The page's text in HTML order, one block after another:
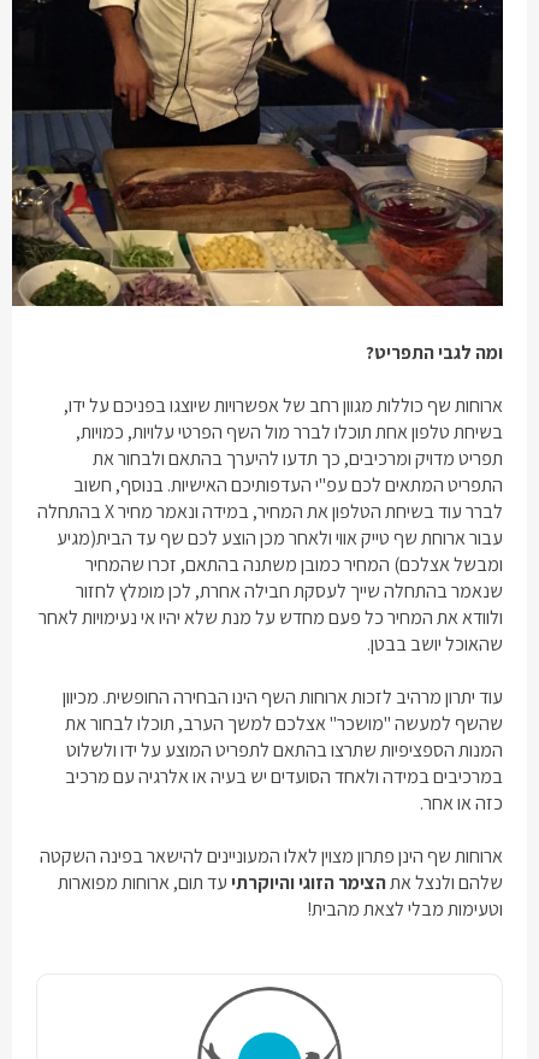
ומה לגבי התפריט?
ארוחות שף כוללות מגוון רחב של אפשרויות שיוצגו בפניכם על ידו,
בשיחת טלפון אחת תוכלו לברר מול השף הפרטי עלויות, כמויות,
תפריט מדויק ומרכיבים, כך תדעו להיערך בהתאם ולבחור את
התפריט המתאים לכם עפ"י העדפותיכם האישיות. בנוסף, חשוב
לברר עוד בשיחת הטלפון את המחיר, במידה ונאמר מחיר X בהתחלה
עבור ארוחת שף טייק אווי ולאחר מכן הוצע לכם שף עד הבית(מגיע
ומבשל אצלכם) המחיר כמובן משתנה בהתאם, זכרו שהמחיר
שנאמר בהתחלה שייך לעסקת חבילה אחרת, לכן מומלץ לחזור
ולוודא את המחיר כל פעם מחדש על מנת שלא יהיו אי נעימויות לאחר
שהאוכל יושב בבטן.
עוד יתרון מרהיב לזכות ארוחות השף הינו הבחירה החופשית. מכיוון
שהשף למעשה "מושכר" אצלכם למשך הערב, תוכלו לבחור את
המנות הספציפיות שתרצו בהתאם לתפריט המוצע על ידו ולשלוט
במרכיבים במידה ולאחד הסועדים יש בעיה או אלרגיה עם מרכיב
כזה או אחר.
ארוחות שף הינן פתרון מצוין לאלו המעוניינים להישאר בפינה השקטה
שלהם ולנצל אתהצימר הזוגי והיוקרתיעד תום, ארוחות מפוארות
וטעימות מבלי לצאת מהבית!